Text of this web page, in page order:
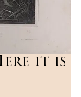
it is